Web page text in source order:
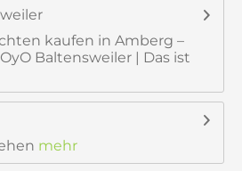
kaufen in Amberg –
OyO Baltensweiler | Das ist
mehr